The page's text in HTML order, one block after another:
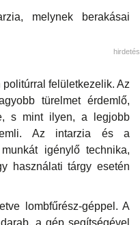
melynek berakásai
hirdetés
felületkezelik. Az
türelmet érdemlő,
s mint ilyen, a legjobb
Az intarzia és a
igénylő technika,
használati tárgy esetén
lombfűrész-géppel. A
a gép segítségével